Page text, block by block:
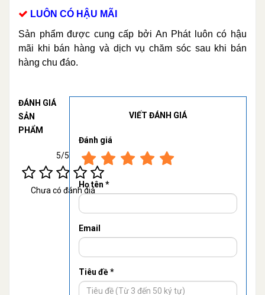
LUÔN CÓ HẬU MÃI
Sản phẩm được cung cấp bởi An Phát luôn có hậu
mãi khi bán hàng và dịch vụ chăm sóc sau khi bán
hàng chu đáo.
ĐÁNH GIÁ
SẢN
PHẨM
5/5
Chưa có đánh giá
VIẾT ĐÁNH GIÁ
Đánh giá
Họ tên *
Email
Tiêu đề *